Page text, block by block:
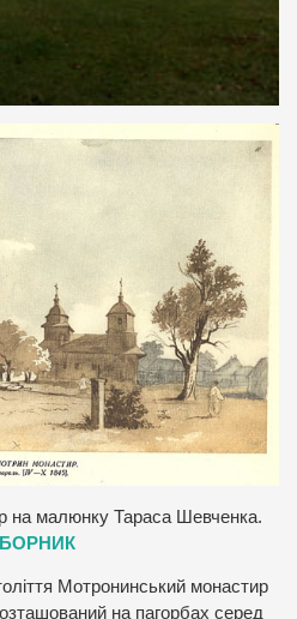
на малюнку Тараса Шевченка.
Мотронинський монастир
на пагорбах серед